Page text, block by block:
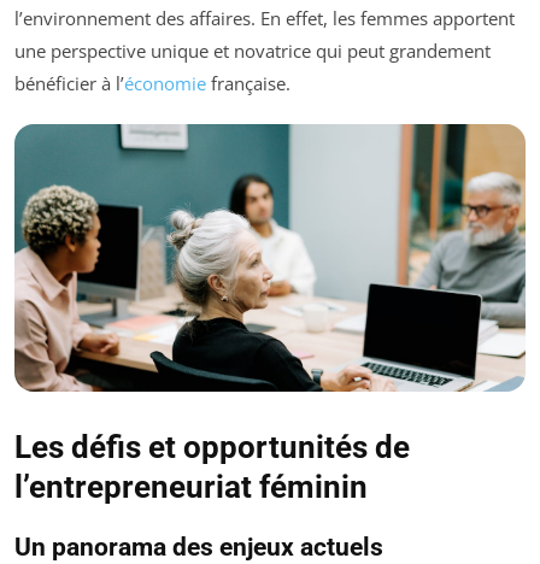
l’environnement des affaires. En effet, les femmes apportent
une perspective unique et novatrice qui peut grandement
bénéficier à l’économie française.
Les défis et opportunités de
l’entrepreneuriat féminin
Un panorama des enjeux actuels